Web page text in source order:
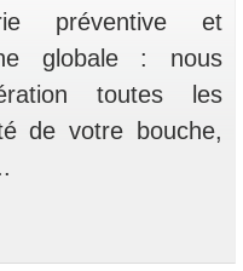
préventive et
globale : nous
toutes les
de votre bouche,